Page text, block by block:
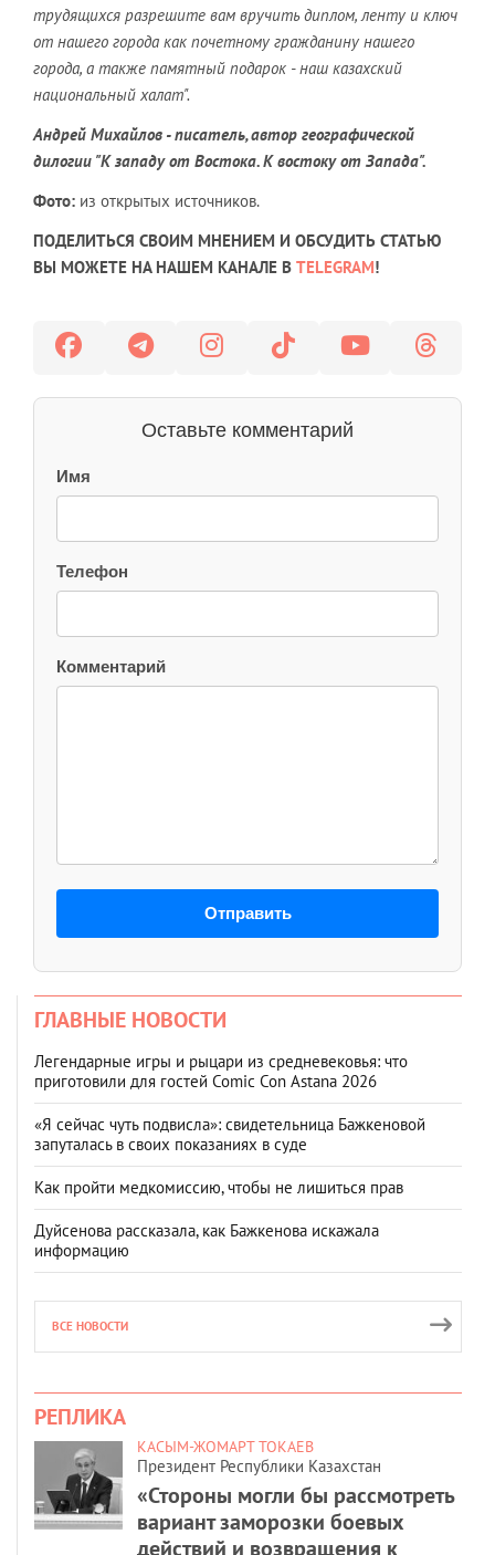
трудящихся разрешите вам вручить диплом, ленту и ключ
от нашего города как почетному гражданину нашего
города, а также памятный подарок - наш казахский
национальный халат".
Андрей Михайлов - писатель, автор географической
дилогии "К западу от Востока. К востоку от Запада".
Фото: из открытых источников.
ПОДЕЛИТЬСЯ СВОИМ МНЕНИЕМ И ОБСУДИТЬ СТАТЬЮ
ВЫ МОЖЕТЕ НА НАШЕМ КАНАЛЕ В TELEGRAM!
Оставьте комментарий
Имя
Телефон
Комментарий
Отправить
ГЛАВНЫЕ НОВОСТИ
Легендарные игры и рыцари из средневековья: что
приготовили для гостей Comic Con Astana 2026
«Я сейчас чуть подвисла»: свидетельница Бажкеновой
запуталась в своих показаниях в суде
Как пройти медкомиссию, чтобы не лишиться прав
Дуйсенова рассказала, как Бажкенова искажала
информацию
ВСЕ НОВОСТИ
РЕПЛИКА
КАСЫМ-ЖОМАРТ ТОКАЕВ
Президент Республики Казахстан
«Стороны могли бы рассмотреть
вариант заморозки боевых
действий и возвращения к